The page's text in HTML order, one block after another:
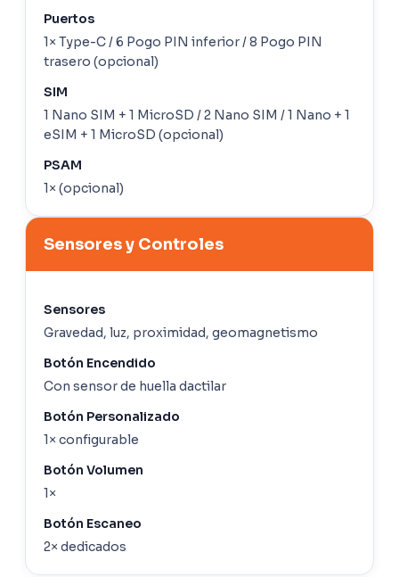
Puertos
1× Type-C / 6 Pogo PIN inferior / 8 Pogo PIN
trasero (opcional)
SIM
1 Nano SIM + 1 MicroSD / 2 Nano SIM / 1 Nano + 1
eSIM + 1 MicroSD (opcional)
PSAM
1× (opcional)
Sensores y Controles
Sensores
Gravedad, luz, proximidad, geomagnetismo
Botón Encendido
Con sensor de huella dactilar
Botón Personalizado
1× configurable
Botón Volumen
1×
Botón Escaneo
2× dedicados